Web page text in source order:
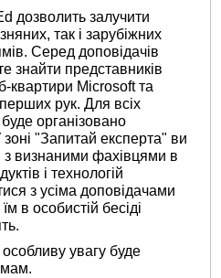
дозволить залучити
так і зарубіжних
Серед доповідачів
знайти представників
квартири Microsoft та
рук. Для всіх
організовано
"Запитай експерта" ви
з визнаними фахівцями в
і технологій
з усіма доповідачами
в особистій бесіді
увагу буде